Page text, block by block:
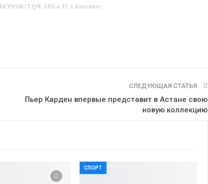
QW АКБ и ЗУ в комплекте
СЛЕДУЮЩАЯ СТАТЬЯ
Пьер Карден впервые представит в Астане свою
новую коллекцию
СПОРТ